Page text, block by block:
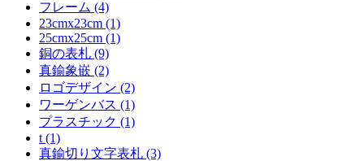
フレーム (4)
23cmx23cm (1)
25cmx25cm (1)
銅の表札 (9)
真鍮象嵌 (2)
ロゴデザイン (2)
ワーゲンバス (1)
プラスチック (1)
t (1)
真鍮切り文字表札 (3)